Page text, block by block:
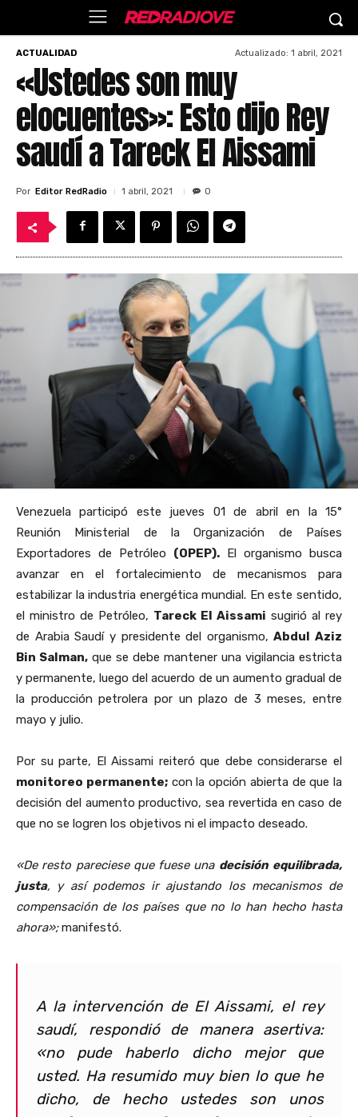
ACTUALIDAD Actualizado: 1 abril, 2021
«Ustedes son muy
elocuentes»: Esto dijo Rey
saudí a Tareck El Aissami
Por Editor RedRadio 1 abril, 2021 0
Venezuela participó este jueves 01 de abril en la 15°
Reunión Ministerial de la Organización de Países
Exportadores de Petróleo (OPEP). El organismo busca
avanzar en el fortalecimiento de mecanismos para
estabilizar la industria energética mundial. En este sentido,
el ministro de Petróleo, Tareck El Aissami sugirió al rey
de Arabia Saudí y presidente del organismo,Abdul Aziz
Bin Salman, que se debe mantener una vigilancia estricta
y permanente, luego del acuerdo de un aumento gradual de
la producción petrolera por un plazo de 3 meses, entre
mayo y julio.
Por su parte, El Aissami reiteró que debe considerarse el
monitoreo permanente;con la opción abierta de que la
decisión del aumento productivo, sea revertida en caso de
que no se logren los objetivos ni el impacto deseado.
«De resto pareciese que fuese una decisión equilibrada,
justa, y así podemos ir ajustando los mecanismos de
compensación de los países que no lo han hecho hasta
ahora»;manifestó.
A la intervención de El Aissami, el rey
saudí, respondió de manera asertiva:
«no pude haberlo dicho mejor que
usted. Ha resumido muy bien lo que he
dicho, de hecho ustedes son unos